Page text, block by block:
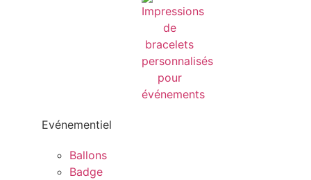
Evénementiel
Ballons
Badge